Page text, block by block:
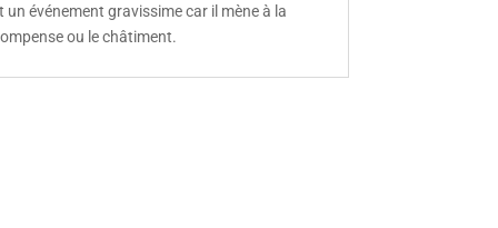
un événement gravissime car il mène à la
ou le châtiment.